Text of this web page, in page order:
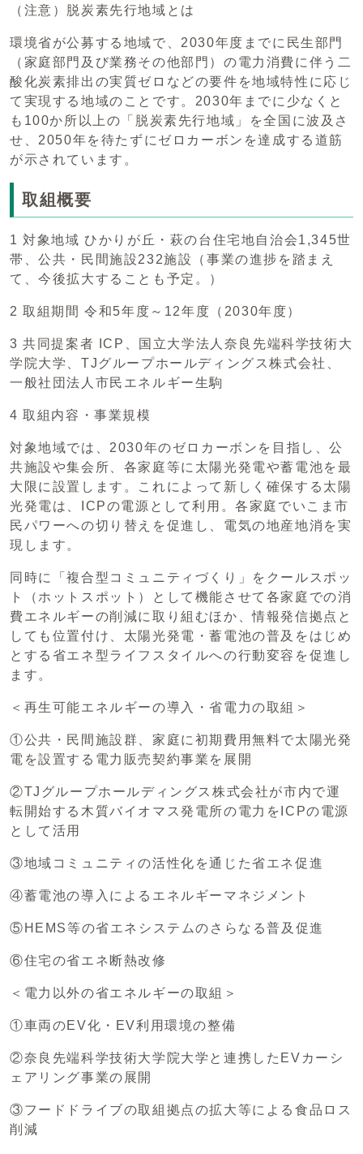
（注意）脱炭素先行地域とは
環境省が公募する地域で、2030年度までに民生部門
（家庭部門及び業務その他部門）の電力消費に伴う二
酸化炭素排出の実質ゼロなどの要件を地域特性に応じ
て実現する地域のことです。2030年までに少なくと
も100か所以上の「脱炭素先行地域」を全国に波及さ
せ、2050年を待たずにゼロカーボンを達成する道筋
が示されています。
取組概要
1 対象地域 ひかりが丘・萩の台住宅地自治会1,345世
帯、公共・民間施設232施設（事業の進捗を踏まえ
て、今後拡大することも予定。）
2 取組期間 令和5年度～12年度（2030年度）
3 共同提案者 ICP、国立大学法人奈良先端科学技術大
学院大学、TJグループホールディングス株式会社、
一般社団法人市民エネルギー生駒
4 取組内容・事業規模
対象地域では、2030年のゼロカーボンを目指し、公
共施設や集会所、各家庭等に太陽光発電や蓄電池を最
大限に設置します。これによって新しく確保する太陽
光発電は、ICPの電源として利用。各家庭でいこま市
民パワーへの切り替えを促進し、電気の地産地消を実
現します。
同時に「複合型コミュニティづくり」をクールスポッ
ト（ホットスポット）として機能させて各家庭での消
費エネルギーの削減に取り組むほか、情報発信拠点と
しても位置付け、太陽光発電・蓄電池の普及をはじめ
とする省エネ型ライフスタイルへの行動変容を促進し
ます。
＜再生可能エネルギーの導入・省電力の取組＞
①公共・民間施設群、家庭に初期費用無料で太陽光発
電を設置する電力販売契約事業を展開
②TJグループホールディングス株式会社が市内で運
転開始する木質バイオマス発電所の電力をICPの電源
として活用
③地域コミュニティの活性化を通じた省エネ促進
④蓄電池の導入によるエネルギーマネジメント
⑤HEMS等の省エネシステムのさらなる普及促進
⑥住宅の省エネ断熱改修
＜電力以外の省エネルギーの取組＞
①車両のEV化・EV利用環境の整備
②奈良先端科学技術大学院大学と連携したEVカーシ
ェアリング事業の展開
③フードドライブの取組拠点の拡大等による食品ロス
削減